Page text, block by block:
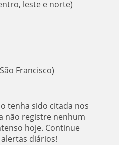
leste e norte)
Francisco)
tenha sido citada nos
não registre nenhum
hoje. Continue
diários!